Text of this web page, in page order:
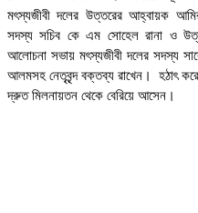
মৎস্যজীবী দলের উত্তরের আহ্বায়ক
সদস্য সচিব কে এম সোহেল রানা ও
আলোচনা সভায় মৎস্যজীবী দলের সদস্য
আলমসহ নেতৃবৃন্দ বক্তব্য রাখেন। হঠাৎ
দ্রুত মিলনায়তন থেকে বেরিয়ে আসেন।